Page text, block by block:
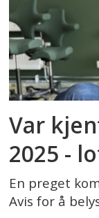
Var
2025 -
En preget
Avis for å